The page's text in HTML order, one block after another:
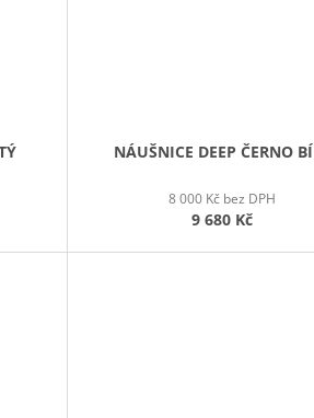
NÁUŠNICE DEEP ČERNO
8 000 Kč bez DPH
9 680 Kč